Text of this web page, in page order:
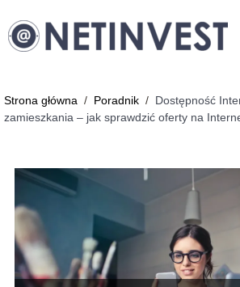
Strona główna / Poradnik / Dostępność
zamieszkania – jak sprawdzić oferty na